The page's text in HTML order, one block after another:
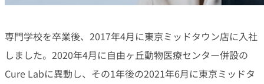
専門学校を卒業後、2017年4月に東京ミッドタウン店に入社
しました。2020年4月に自由ヶ丘動物医療センター併設の
Cure Labに異動し、その1年後の2021年6月に東京ミッドタ